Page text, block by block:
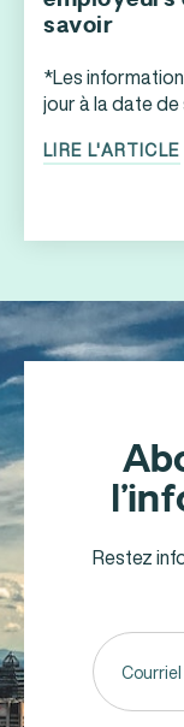
savoir
*Les
jour à la date de
sur Québec.ca à
l’Immigration, […]
LIRE L'ARTICLE
Restez
Adresse
courriel
(Nécessaire)